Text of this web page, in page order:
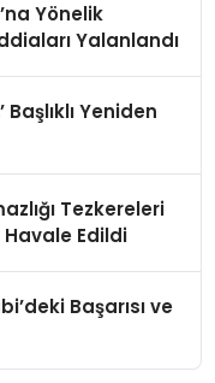
Yönelik
Yalanlandı
Başlıklı Yeniden
Tezkereleri
Edildi
Başarısı ve